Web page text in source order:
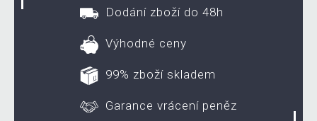
Dodání zboží do 48h
Výhodné ceny
99% zboží skladem
Garance vrácení peněz